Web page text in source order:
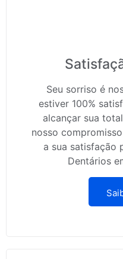
Seu sorriso é
estiver 100%
alcançar sua
nosso
a sua satisfação
Dentários